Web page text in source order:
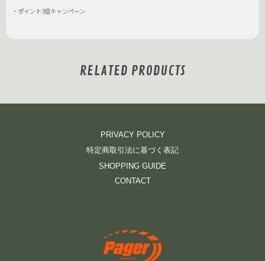
・ポイント3倍キャンペーン
RELATED PRODUCTS
PRIVACY POLICY
特定商取引法に基づく表記
SHOPPING GUIDE
CONTACT